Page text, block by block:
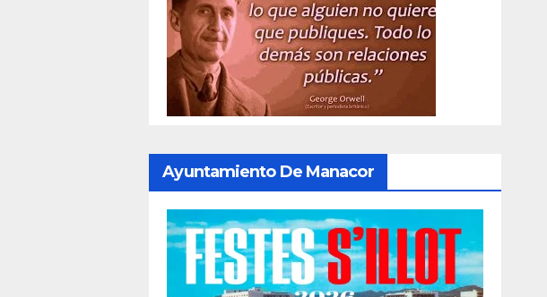
Ayuntamiento De Manacor